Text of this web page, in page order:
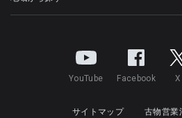
YouTube Facebook X
サイトマップ 古物営業